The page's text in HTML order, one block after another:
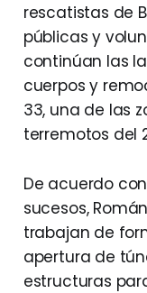
rescatistas de
públicas y
continúan las
cuerpos y
33, una de las
terremotos del
De acuerdo
sucesos,
trabajan de
apertura de
estructuras